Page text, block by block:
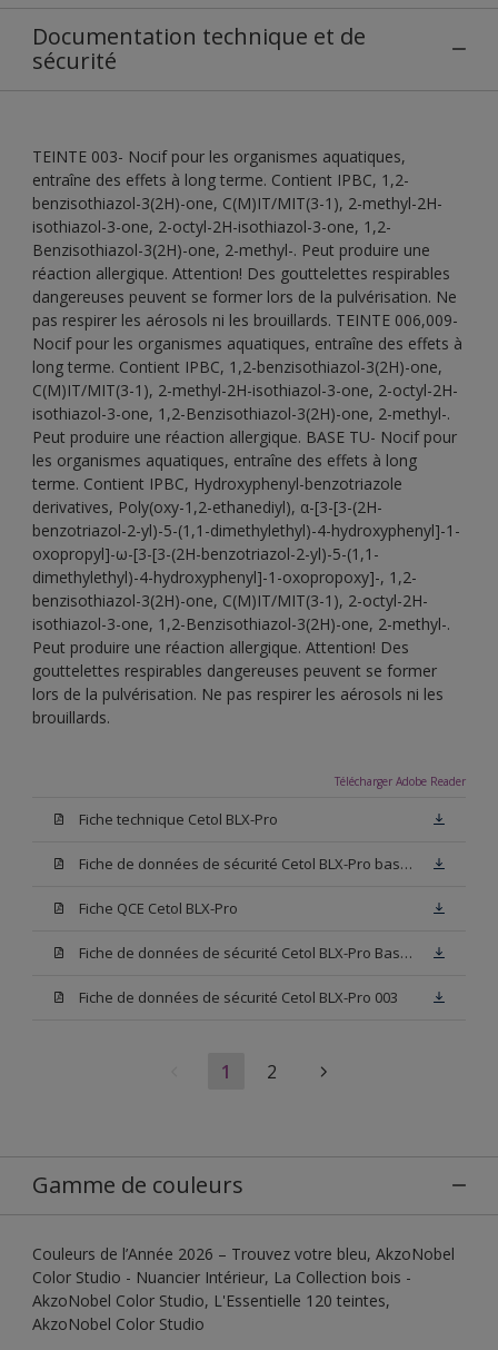
Documentation technique et de
sécurité
TEINTE 003- Nocif pour les organismes aquatiques,
entraîne des effets à long terme. Contient IPBC, 1,2-
benzisothiazol-3(2H)-one, C(M)IT/MIT(3-1), 2-methyl-2H-
isothiazol-3-one, 2-octyl-2H-isothiazol-3-one, 1,2-
Benzisothiazol-3(2H)-one, 2-methyl-. Peut produire une
réaction allergique. Attention! Des gouttelettes respirables
dangereuses peuvent se former lors de la pulvérisation. Ne
pas respirer les aérosols ni les brouillards. TEINTE 006,009-
Nocif pour les organismes aquatiques, entraîne des effets à
long terme. Contient IPBC, 1,2-benzisothiazol-3(2H)-one,
C(M)IT/MIT(3-1), 2-methyl-2H-isothiazol-3-one, 2-octyl-2H-
isothiazol-3-one, 1,2-Benzisothiazol-3(2H)-one, 2-methyl-.
Peut produire une réaction allergique. BASE TU- Nocif pour
les organismes aquatiques, entraîne des effets à long
terme. Contient IPBC, Hydroxyphenyl-benzotriazole
derivatives, Poly(oxy-1,2-ethanediyl), α-[3-[3-(2H-
benzotriazol-2-yl)-5-(1,1-dimethylethyl)-4-hydroxyphenyl]-1-
oxopropyl]-ω-[3-[3-(2H-benzotriazol-2-yl)-5-(1,1-
dimethylethyl)-4-hydroxyphenyl]-1-oxopropoxy]-, 1,2-
benzisothiazol-3(2H)-one, C(M)IT/MIT(3-1), 2-octyl-2H-
isothiazol-3-one, 1,2-Benzisothiazol-3(2H)-one, 2-methyl-.
Peut produire une réaction allergique. Attention! Des
gouttelettes respirables dangereuses peuvent se former
lors de la pulvérisation. Ne pas respirer les aérosols ni les
brouillards.
Télécharger Adobe Reader
Fiche technique Cetol BLX-Pro
Fiche de données de sécurité Cetol BLX-Pro base TC
Fiche QCE Cetol BLX-Pro
Fiche de données de sécurité Cetol BLX-Pro Base TU
Fiche de données de sécurité Cetol BLX-Pro 003
1 2
Gamme de couleurs
Couleurs de l’Année 2026 – Trouvez votre bleu, AkzoNobel
Color Studio - Nuancier Intérieur, La Collection bois -
AkzoNobel Color Studio, L'Essentielle 120 teintes,
AkzoNobel Color Studio